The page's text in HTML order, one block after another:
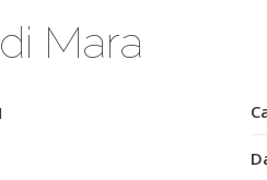
Mara